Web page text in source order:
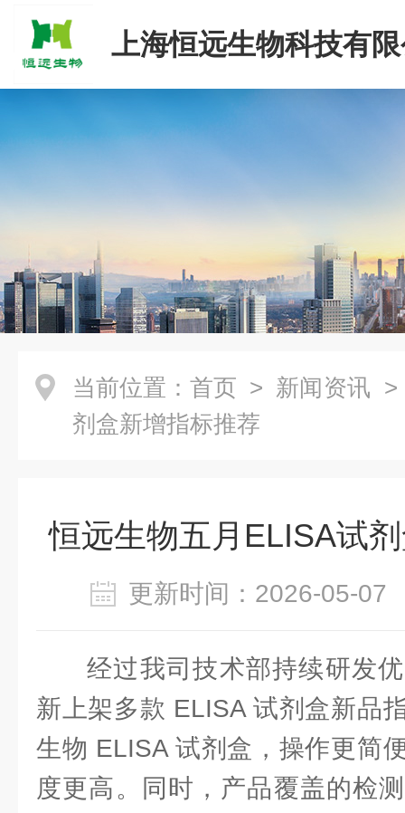
上海恒远生物科技有
当前位置： 首页 > 新闻资讯 >
剂盒新增指标推荐
恒远生物五月ELISA试
更新时间：2026-05-
经过我司技术部持续研发
新上架多款 ELISA 试剂盒新品
生物 ELISA 试剂盒，操作更简
度更高。同时，产品覆盖的检